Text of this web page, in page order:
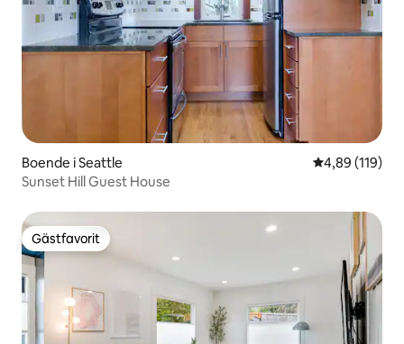
Boende i Seattle 4,89 av 5 i
4,89 (119)
Sunset Hill Guest House
Gästfavorit
Gästfavorit